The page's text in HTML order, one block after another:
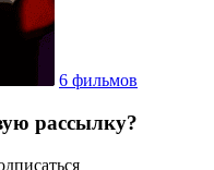
6 фильмов
рассылку?